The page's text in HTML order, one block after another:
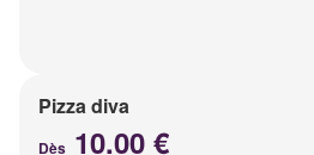
Pizza diva
Dès 10.00 €